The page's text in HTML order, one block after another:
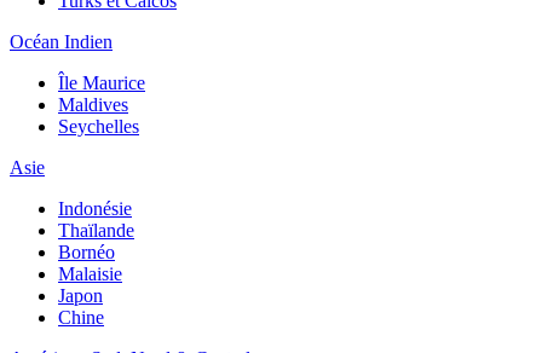
Océan Indien
Île Maurice
Maldives
Seychelles
Asie
Indonésie
Thaïlande
Bornéo
Malaisie
Japon
Chine